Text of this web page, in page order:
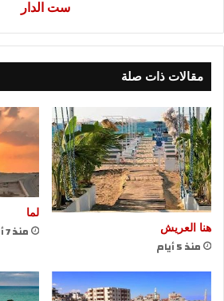
ست الدار
مقالات ذات صلة
هنا العريش
منذ 5 أيام
لما
منذ 7 أيام